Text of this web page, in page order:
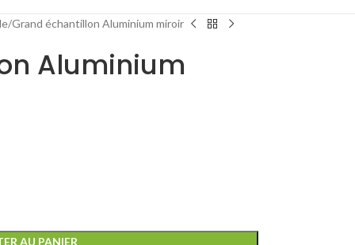
Grand échantillon Aluminium miroir
Aluminium
AU PANIER